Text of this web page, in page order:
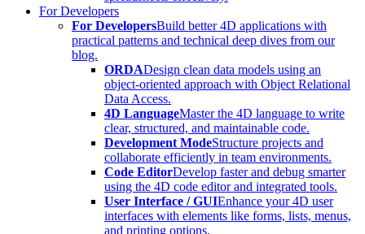
For Developers
For DevelopersBuild better 4D applications with
practical patterns and technical deep dives from our
blog.
ORDADesign clean data models using an
object-oriented approach with Object Relational
Data Access.
4D LanguageMaster the 4D language to write
clear, structured, and maintainable code.
Development ModeStructure projects and
collaborate efficiently in team environments.
Code EditorDevelop faster and debug smarter
using the 4D code editor and integrated tools.
User Interface / GUIEnhance your 4D user
interfaces with elements like forms, lists, menus,
and printing options.